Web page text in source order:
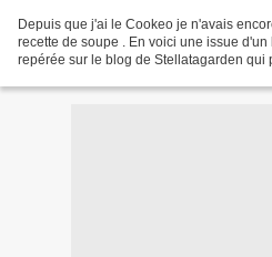
Depuis que j'ai le Cookeo je n'avais
recette de soupe . En voici une issue
repérée sur le blog de Stellatagarden qui